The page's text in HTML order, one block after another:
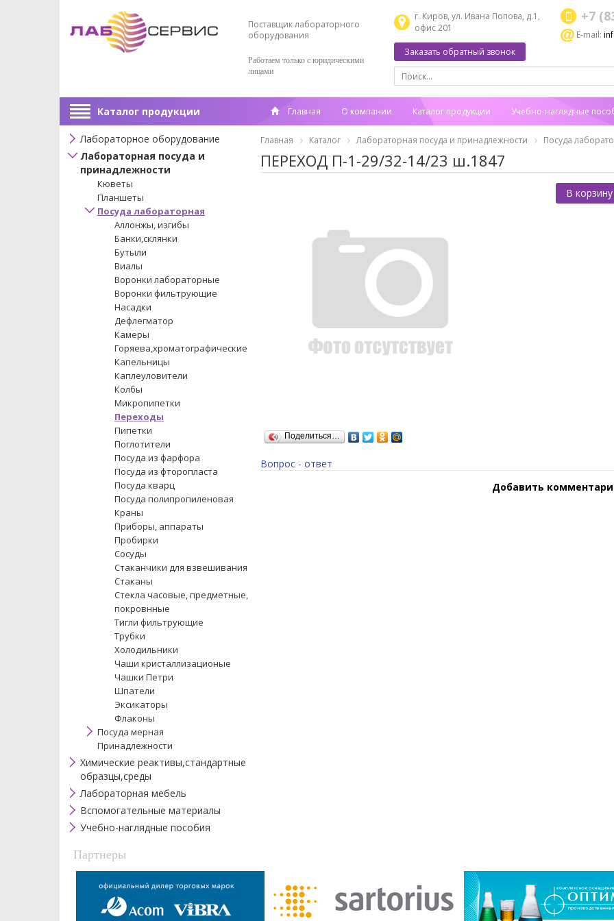
Поставщик лабораторного
оборудования
Работаем только с юридическими
лицами
г. Киров, ул. Ивана Попова, д.1,
офис 201
+7
E-mail:
Заказать обратный звонок
Каталог продукции Главная О компании Каталог продукции Учебно-наглядные
Лабораторное оборудование
Лабораторная посуда и
принадлежности
Кюветы
Планшеты
Посуда лабораторная
Аллонжы, изгибы
Банки,склянки
Бутыли
Виалы
Воронки лабораторные
Воронки фильтрующие
Насадки
Дефлегматор
Камеры
Горяева,хроматографические
Капельницы
Каплеуловители
Колбы
Микропипетки
Переходы
Пипетки
Поглотители
Посуда из фарфора
Посуда из фторопласта
Посуда кварц
Посуда полипропиленовая
Краны
Приборы, аппараты
Пробирки
Сосуды
Стаканчики для взвешивания
Стаканы
Стекла часовые, предметные,
покровнные
Тигли фильтрующие
Трубки
Холодильники
Чаши кристаллизационые
Чашки Петри
Шпатели
Эксикаторы
Флаконы
Посуда мерная
Принадлежности
Химические реактивы,стандартные
образцы,среды
Лабораторная мебель
Вспомогательные материалы
Учебно-наглядные пособия
Главная Каталог Лабораторная посуда и принадлежности Посуда
ПЕРЕХОД П-1-29/32-14/23 ш.1847
Поделиться…
В корзину
Вопрос - ответ
Добавить
Партнеры